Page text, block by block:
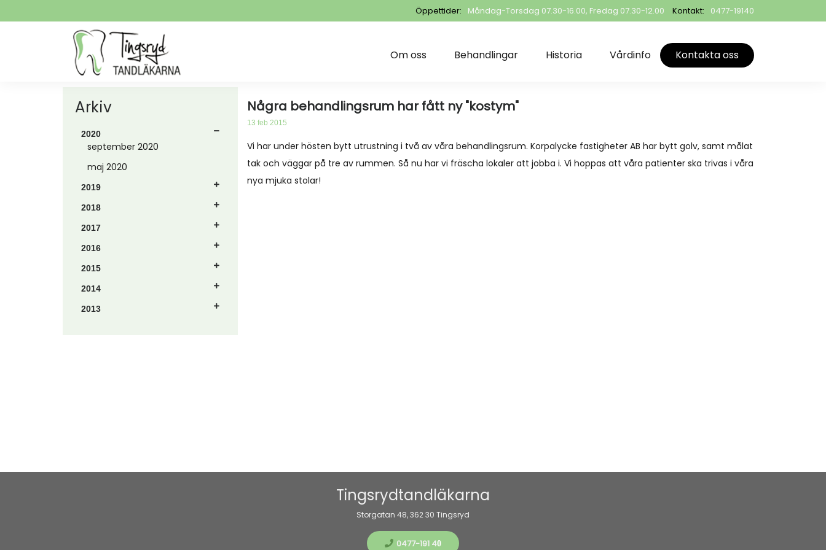
Öppettider: Måndag-Torsdag 07.30-16.00, Fredag 07.30-12.00 Kontakt: 0477-19140
Om oss Behandlingar Historia Vårdinfo Kontakta oss
Arkiv
2020
september 2020
maj 2020
2019
2018
2017
2016
2015
2014
2013
Några behandlingsrum har fått ny "kostym"
13 feb 2015
Vi har under hösten bytt utrustning i två av våra behandlingsrum. Korpalycke fastigheter AB har bytt golv, samt målat
tak och väggar på tre av rummen. Så nu har vi fräscha lokaler att jobba i. Vi hoppas att våra patienter ska trivas i våra
nya mjuka stolar!
Tingsrydtandläkarna
Storgatan 48, 362 30 Tingsryd
0477-191 40